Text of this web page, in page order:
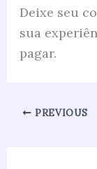
Deixe seu
sua
pagar.
PREVIOUS